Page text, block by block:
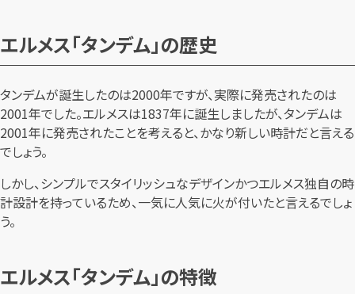
エルメス「タンデム」の歴史
タンデムが誕生したのは2000年ですが、実際に発売されたのは
2001年でした。エルメスは1837年に誕生しましたが、タンデムは
2001年に発売されたことを考えると、かなり新しい時計だと言える
でしょう。
しかし、シンプルでスタイリッシュなデザインかつエルメス独自の時
計設計を持っているため、一気に人気に火が付いたと言えるでしょ
う。
エルメス「タンデム」の特徴